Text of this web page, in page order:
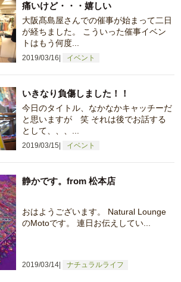
2019/03/16 イベント
痛いけど・・・嬉しい
大阪髙島屋さんでの催事が始まって二日
が経ちました。 こういった催事イベン
トはもう何度...
2019/03/15 イベント
いきなり負傷しました！！
今日のタイトル、なかなかキャッチーだ
と思いますが 笑 それは後でお話する
として、、、...
2019/03/14 ナチュラルライフ
静かです。from 松本店
おはようございます。 Natural Lounge
のMotoです。 連日お伝えしてい...